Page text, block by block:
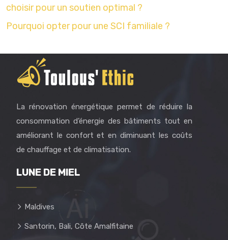
choisir pour un soutien optimal ?
Pourquoi opter pour une SCI familiale ?
La rénovation énergétique permet de réduire la
consommation d’énergie des bâtiments tout en
améliorant le confort et en diminuant les coûts
de chauffage et de climatisation.
LUNE DE MIEL
Maldives
Santorin, Bali, Côte Amalfitaine